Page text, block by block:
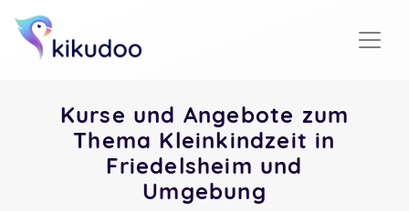
Kurse und Angebote zum
Thema Kleinkindzeit in
Friedelsheim und
Umgebung